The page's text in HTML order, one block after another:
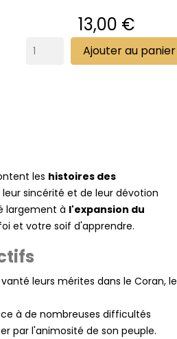
Prix
13,00 €
Ajouter au panier
les histoires des
sincérité et de leur dévotion
largement à l'expansion du
et votre soif d'apprendre.
leurs mérites dans le Coran, le
à de nombreuses difficultés
par l'animosité de son peuple.